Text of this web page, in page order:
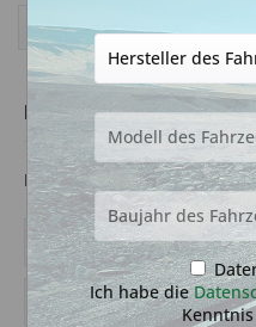
Ich bin bereits Kunde
Einloggen mit Ihrer E-Mail-
Ich habe die